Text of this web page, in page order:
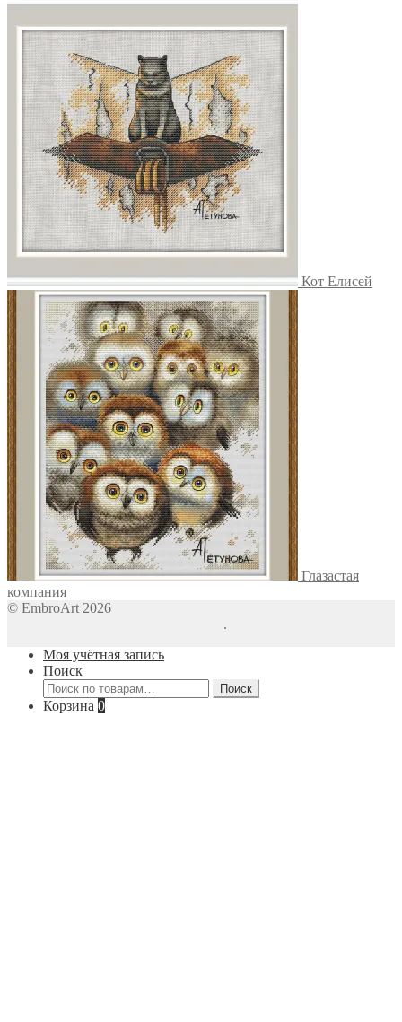
Кот Елисей
Глазастая
компания
© EmbroArt 2026
.
Моя учётная запись
Поиск
Искать:
Поиск
Корзина 0